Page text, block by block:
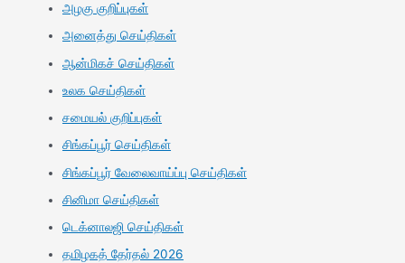
அழகு குறிப்புகள்
அனைத்து செய்திகள்
ஆன்மிகச் செய்திகள்
உலக செய்திகள்
சமையல் குறிப்புகள்
சிங்கப்பூர் செய்திகள்
சிங்கப்பூர் வேலைவாய்ப்பு செய்திகள்
சினிமா செய்திகள்
டெக்னாலஜி செய்திகள்
தமிழகத் தேர்தல் 2026